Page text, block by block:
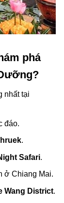
phá
nhất tại
đáo.
.
Safari.
ở Chiang Mai.
Wang District.